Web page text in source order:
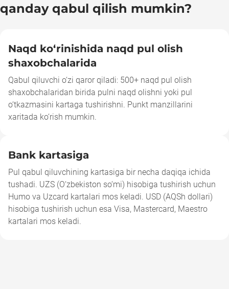
qanday qabul qilish mumkin?
Naqd ko‘rinishida naqd pul olish
shaxobchalarida
Qabul qiluvchi o‘zi qaror qiladi: 500+ naqd pul olish
shaxobchalaridan birida pulni naqd olishni yoki pul
o‘tkazmasini kartaga tushirishni. Punkt manzillarini
xaritada ko‘rish mumkin.
Bank kartasiga
Pul qabul qiluvchining kartasiga bir necha daqiqa ichida
tushadi. UZS (O‘zbekiston so‘mi) hisobiga tushirish uchun
Humo va Uzcard kartalari mos keladi. USD (AQSh dollari)
hisobiga tushirish uchun esa Visa, Mastercard, Maestro
kartalari mos keladi.